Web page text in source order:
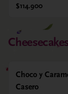
$114.900
Choco y
Casero